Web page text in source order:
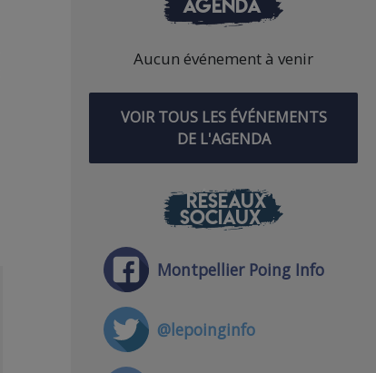
Aucun événement à venir
VOIR TOUS LES ÉVÉNEMENTS
DE L'AGENDA
RÉSEAUX
SOCIAUX
Montpellier Poing Info
@lepoinginfo